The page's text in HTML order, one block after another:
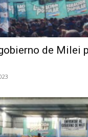
de Milei